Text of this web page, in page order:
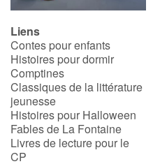
Liens
Contes pour enfants
Histoires pour dormir
Comptines
Classiques de la littérature
jeunesse
Histoires pour Halloween
Fables de La Fontaine
Livres de lecture pour le
CP